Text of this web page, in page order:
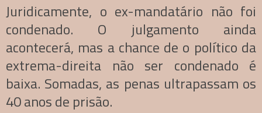
Juridicamente, o ex-mandatário não foi
condenado. O julgamento ainda
acontecerá, mas a chance de o político da
extrema-direita não ser condenado é
baixa. Somadas, as penas ultrapassam os
40 anos de prisão.